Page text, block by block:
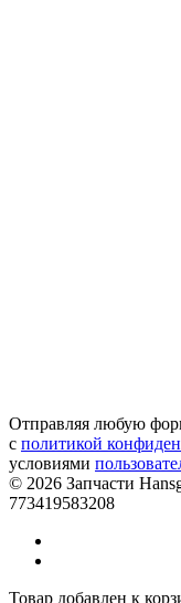
Отправляя любую
с политикой
условиями
© 2026 Запчасти
773419583208
Товар добавлен к